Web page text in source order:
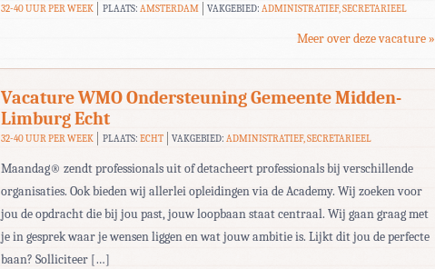
32-40 UUR PER WEEK PLAATS: AMSTERDAM VAKGEBIED:ADMINISTRATIEF, SECRETARIEEL
Meer over deze vacature »
Vacature WMO Ondersteuning Gemeente Midden-
Limburg Echt
32-40 UUR PER WEEK PLAATS: ECHT VAKGEBIED:ADMINISTRATIEF, SECRETARIEEL
Maandag® zendt professionals uit of detacheert professionals bij verschillende
organisaties. Ook bieden wij allerlei opleidingen via de Academy. Wij zoeken voor
jou de opdracht die bij jou past, jouw loopbaan staat centraal. Wij gaan graag met
je in gesprek waar je wensen liggen en wat jouw ambitie is. Lijkt dit jou de perfecte
baan? Solliciteer […]